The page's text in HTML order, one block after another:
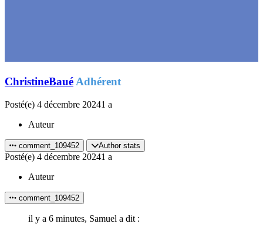
ChristineBaué Adhérent
Posté(e) 4 décembre 20241 a
Auteur
comment_109452 Author stats
Posté(e) 4 décembre 20241 a
Auteur
comment_109452
il y a 6 minutes, Samuel a dit :